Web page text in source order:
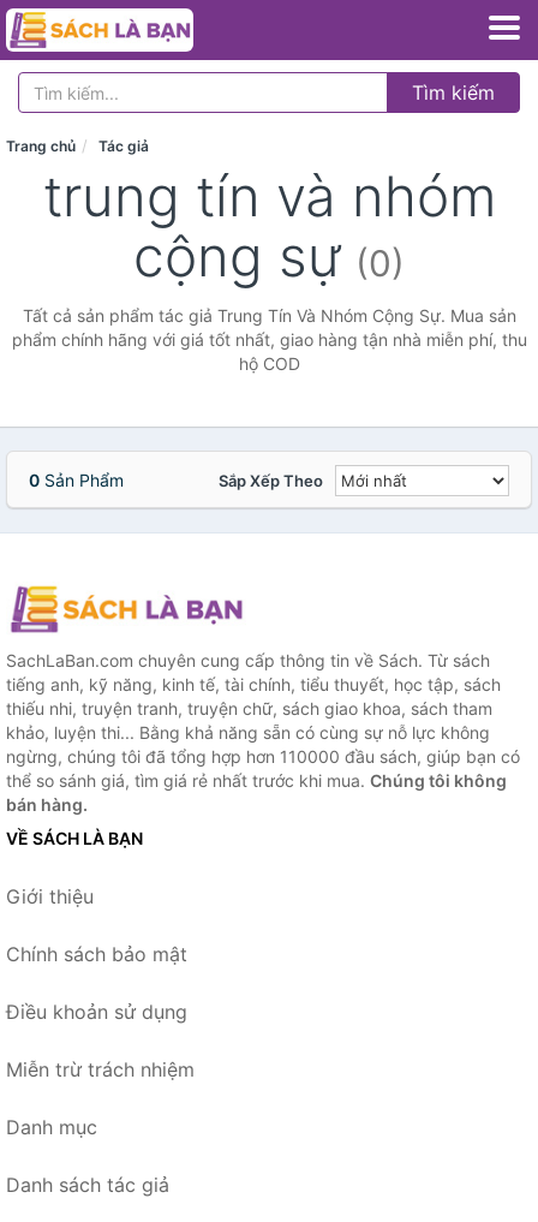
Tìm kiếm
Trang chủ Tác giả
trung tín và nhóm
cộng sự (0)
Tất cả sản phẩm tác giả Trung Tín Và Nhóm Cộng Sự. Mua sản
phẩm chính hãng với giá tốt nhất, giao hàng tận nhà miễn phí, thu
hộ COD
0 Sản Phẩm Sắp Xếp Theo
SachLaBan.com chuyên cung cấp thông tin về Sách. Từ sách
tiếng anh, kỹ năng, kinh tế, tài chính, tiểu thuyết, học tập, sách
thiếu nhi, truyện tranh, truyện chữ, sách giao khoa, sách tham
khảo, luyện thi... Bằng khả năng sẵn có cùng sự nỗ lực không
ngừng, chúng tôi đã tổng hợp hơn 110000 đầu sách, giúp bạn có
thể so sánh giá, tìm giá rẻ nhất trước khi mua. Chúng tôi không
bán hàng.
VỀ SÁCH LÀ BẠN
Giới thiệu
Chính sách bảo mật
Điều khoản sử dụng
Miễn trừ trách nhiệm
Danh mục
Danh sách tác giả